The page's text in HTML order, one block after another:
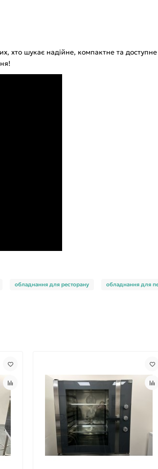
хто шукає надійне, компактне та
обладнання для ресторану обладнання для